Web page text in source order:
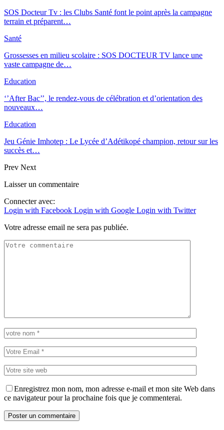
SOS Docteur Tv : les Clubs Santé font le point après la campagne
terrain et préparent…
Santé
Grossesses en milieu scolaire : SOS DOCTEUR TV lance une
vaste campagne de…
Education
‘’After Bac’’, le rendez-vous de célébration et d’orientation des
nouveaux…
Education
Jeu Génie Imhotep : Le Lycée d’Adétikopé champion, retour sur les
succès et…
Prev Next
Laisser un commentaire
Connecter avec:
Login with Facebook Login with Google Login with Twitter
Votre adresse email ne sera pas publiée.
Enregistrez mon nom, mon adresse e-mail et mon site Web dans
ce navigateur pour la prochaine fois que je commenterai.